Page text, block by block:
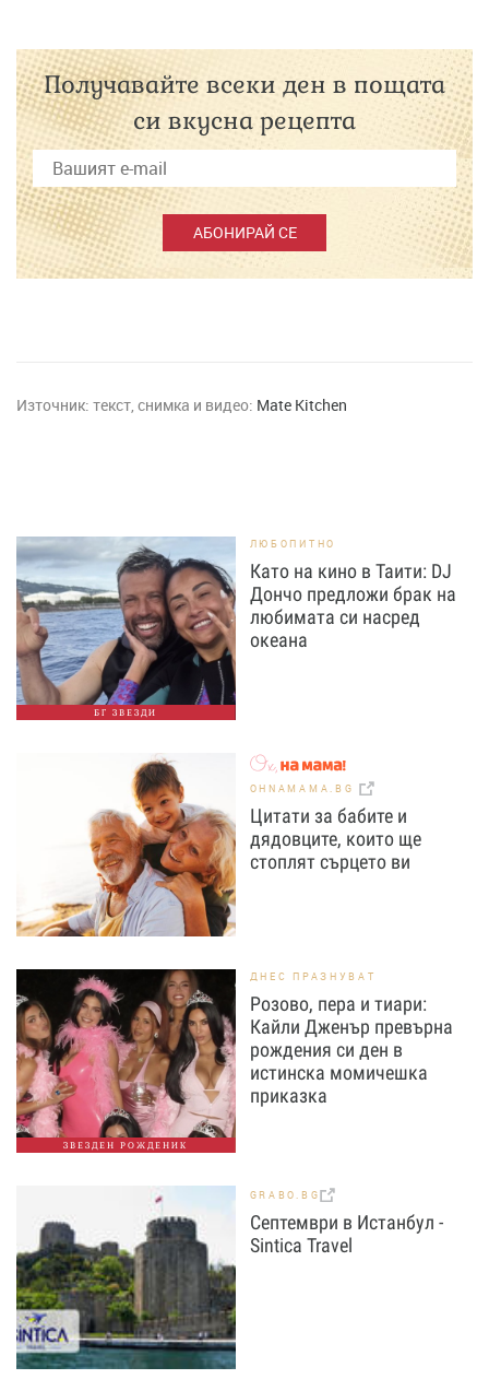
Получавайте всеки ден в пощата
си вкусна рецепта
АБОНИРАЙ СЕ
Източник: текст, снимка и видео: Mate Kitchen
БГ ЗВЕЗДИ
ЛЮБОПИТНО
Като на кино в Таити: DJ
Дончо предложи брак на
любимата си насред
океана
OHNAMAMA.BG
Цитати за бабите и
дядовците, които ще
стоплят сърцето ви
ЗВЕЗДЕН РОЖДЕНИК
ДНЕС ПРАЗНУВАТ
Розово, пера и тиари:
Кайли Дженър превърна
рождения си ден в
истинска момичешка
приказка
GRABO.BG
Септември в Истанбул -
Sintica Travel